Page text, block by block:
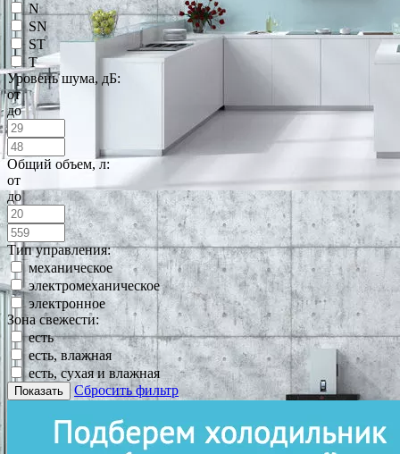
N
SN
ST
T
Уровень шума, дБ:
от
до
Общий объем, л:
от
до
Тип управления:
механическое
электромеханическое
электронное
Зона свежести:
есть
есть, влажная
есть, сухая и влажная
Показать Сбросить фильтр